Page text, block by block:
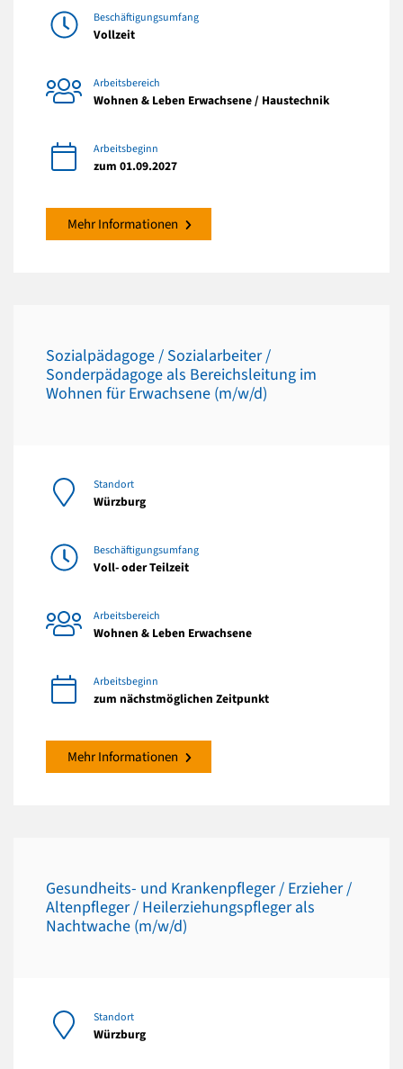
Beschäftigungsumfang
Vollzeit
Arbeitsbereich
Wohnen & Leben Erwachsene / Haustechnik
Arbeitsbeginn
zum 01.09.2027
Mehr Informationen
Sozialpädagoge / Sozialarbeiter /
Sonderpädagoge als Bereichsleitung im
Wohnen für Erwachsene (m/w/d)
Standort
Würzburg
Beschäftigungsumfang
Voll- oder Teilzeit
Arbeitsbereich
Wohnen & Leben Erwachsene
Arbeitsbeginn
zum nächstmöglichen Zeitpunkt
Mehr Informationen
Gesundheits- und Krankenpfleger / Erzieher /
Altenpfleger / Heilerziehungspfleger als
Nachtwache (m/w/d)
Standort
Würzburg